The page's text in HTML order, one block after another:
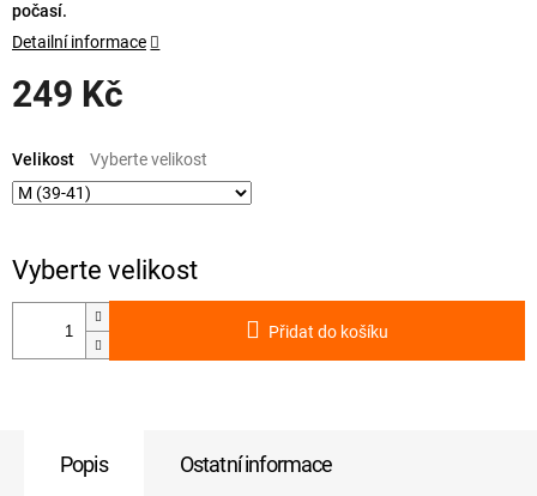
249 Kč
cena:
Velikost
Přidat do košíku
počasí.
Detailní informace
Popis Ostatní informace